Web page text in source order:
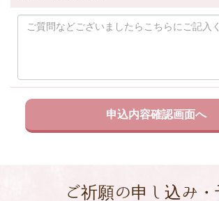
ご祈願の申し込み・